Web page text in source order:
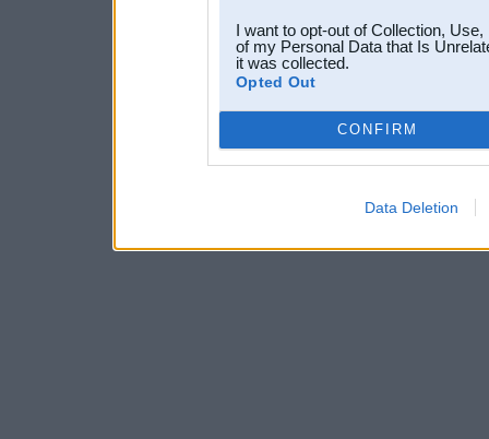
I want to opt-out of Collection,
of my Personal Data that Is
it was collected.
Opted Out
CONFIRM
Data Deletion